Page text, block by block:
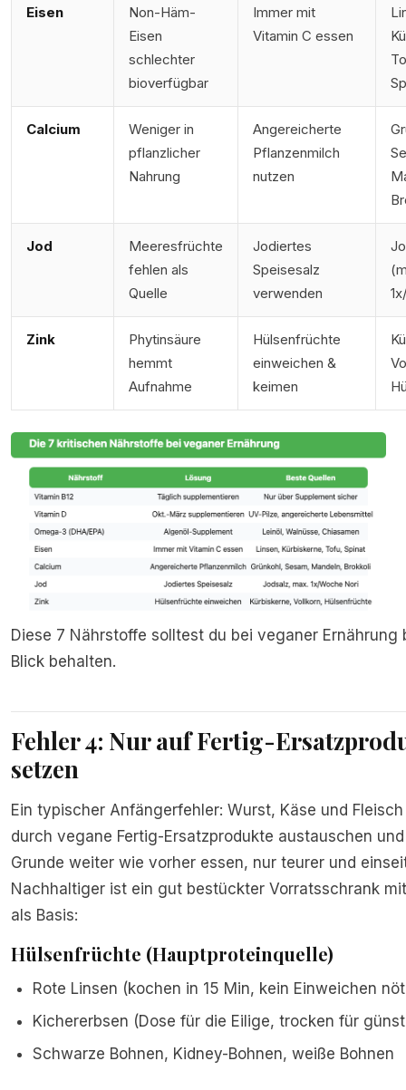
Eisen
Non-Häm-
Eisen
schlechter
bioverfügbar
Immer mit
Vitamin C essen
Calcium
Weniger in
pflanzlicher
Nahrung
Angereicherte
Pflanzenmilch
nutzen
Jod
Meeresfrüchte
fehlen als
Quelle
Jodiertes
Speisesalz
verwenden
Zink
Phytinsäure
hemmt
Aufnahme
Hülsenfrüchte
einweichen &
keimen
Diese 7 Nährstoffe solltest du bei veganer Ernährung
Blick behalten.
Fehler 4: Nur auf Fertig-
setzen
Ein typischer Anfängerfehler: Wurst, Käse und
durch vegane Fertig-Ersatzprodukte austauschen
Grunde weiter wie vorher essen, nur teurer und
Nachhaltiger ist ein gut bestückter Vorratsschrank
als Basis:
Hülsenfrüchte (Hauptproteinquelle)
Rote Linsen (kochen in 15 Min, kein Einweichen
Kichererbsen (Dose für die Eilige, trocken für
Schwarze Bohnen, Kidney-Bohnen, weiße Bohnen